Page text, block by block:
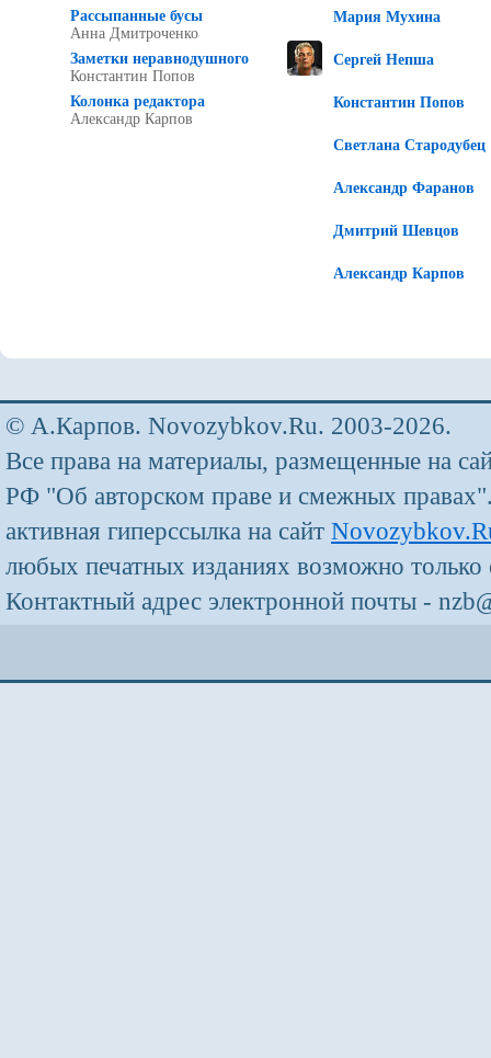
Рассыпанные бусы
Анна Дмитроченко
Заметки неравнодушного
Константин Попов
Колонка редактора
Александр Карпов
Мария Мухина
Сергей Непша
Константин Попов
Светлана Стародубец
Александр Фаранов
Дмитрий Шевцов
Александр Карпов
© А.Карпов. Novozybkov.Ru. 2003-2026.
Все права на материалы, размещенные на
РФ "Об авторском праве и смежных
активная гиперссылка на сайт
любых печатных изданиях возможно только
Контактный адрес электронной почты -